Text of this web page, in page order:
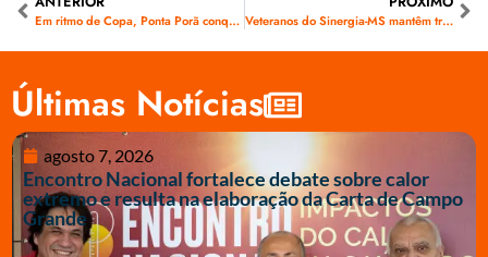
Em ritmo de Copa, Ponta Porã conquista o título da etapa Sul do Torneio JSMF 2026 Veteranos do Sinergia-MS mantêm tradição do futebol e da confraternização nas quintas-feiras
Últimas Notícias
agosto 7, 2026
Encontro Nacional fortalece debate sobre calor
extremo e resulta na elaboração da Carta de Campo
Grande